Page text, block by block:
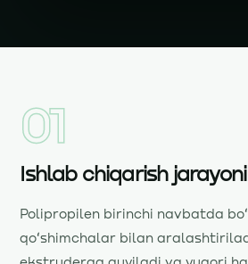
01
Ishlab chiqarish jarayoni
Polipropilen birinchi navbatda
qoʻshimchalar bilan